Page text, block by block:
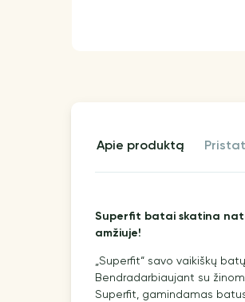
apie produktą
Superfit batai skatina
amžiuje!
„Superfit“ savo vaikiškų
Bendradarbiaujant su
Superfit, gamindamas